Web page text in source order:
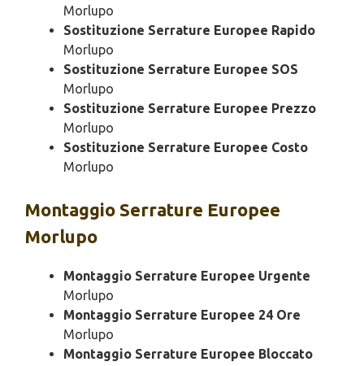
Morlupo
Sostituzione Serrature Europee Rapido
Morlupo
Sostituzione Serrature Europee SOS
Morlupo
Sostituzione Serrature Europee Prezzo
Morlupo
Sostituzione Serrature Europee Costo
Morlupo
Montaggio Serrature Europee
Morlupo
Montaggio Serrature Europee Urgente
Morlupo
Montaggio Serrature Europee 24 Ore
Morlupo
Montaggio Serrature Europee Bloccato